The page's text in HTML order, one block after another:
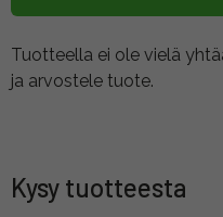
Tuotteella ei ole vielä
ja arvostele tuote.
Kysy tuotteesta